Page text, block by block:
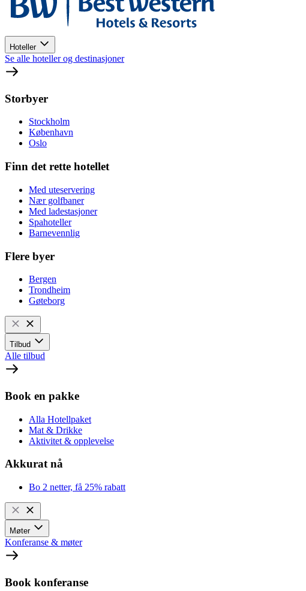
Hoteller
Se alle hoteller og destinasjoner
Storbyer
Stockholm
København
Oslo
Finn det rette hotellet
Med uteservering
Nær golfbaner
Med ladestasjoner
Spahoteller
Barnevennlig
Flere byer
Bergen
Trondheim
Gøteborg
Tilbud
Alle tilbud
Book en pakke
Alla Hotellpaket
Mat & Drikke
Aktivitet & opplevelse
Akkurat nå
Bo 2 netter, få 25% rabatt
Møter
Konferanse & møter
Book konferanse